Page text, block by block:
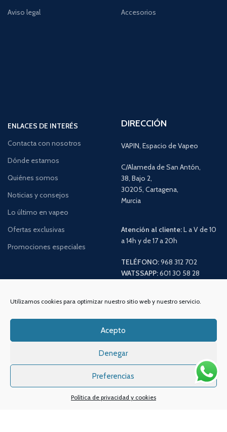
Utilizamos cookies para optimizar nuestro sitio web y nuestro servicio.
Acepto
Denegar
Preferencias
Política de privacidad y cookies
Aviso legal
Accesorios
ENLACES DE INTERÉS
Contacta con nosotros
Dónde estamos
Quiénes somos
Noticias y consejos
Lo último en vapeo
Ofertas exclusivas
Promociones especiales
DIRECCIÓN
VAPIN, Espacio de Vapeo
C/Alameda de San Antón,
38, Bajo 2,
30205, Cartagena,
Murcia
Atención al cliente:L a V de 10
a 14h y de 17 a 20h
TELÉFONO:968 312 702
WATSSAPP:601 30 58 28